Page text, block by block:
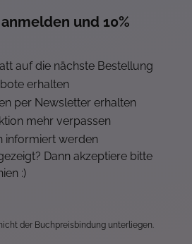
und 10%
auf die nächste Bestellung
erhalten
per Newsletter erhalten
mehr verpassen
informiert werden
Dann akzeptiere bitte
:)
der Buchpreisbindung unterliegen.